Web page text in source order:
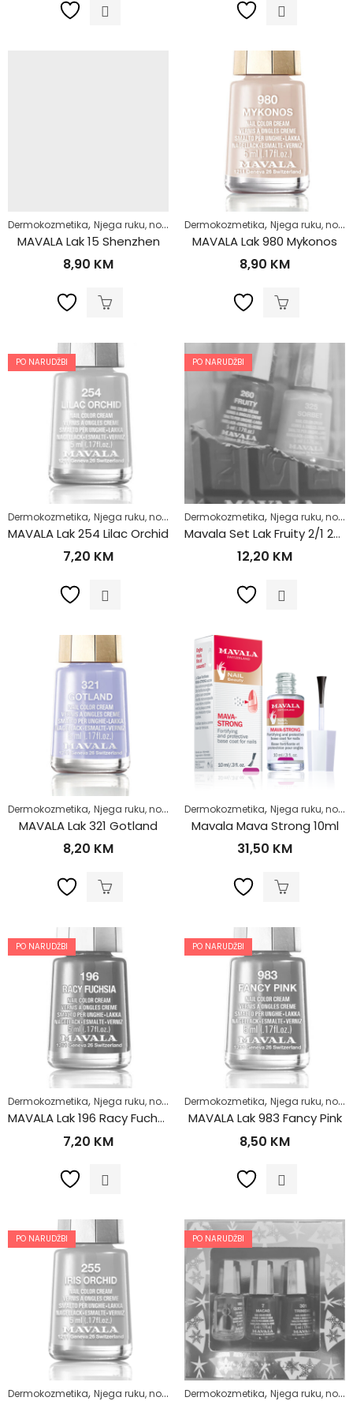
Dermokozmetika, Njega ruku, noktiju i stopala ,Njega tijela,Zdrav život
MAVALA Lak 15 Shenzhen
8,90 KM
Dermokozmetika, Njega ruku, noktiju i stopala
MAVALA Lak 980 Mykonos
8,90 KM
PO NARUDŽBI
Dermokozmetika, Njega ruku, noktiju i stopala ,Njega tijela,Zdrav život
MAVALA Lak 254 Lilac Orchid
7,20 KM
PO NARUDŽBI
Dermokozmetika, Njega ruku, noktiju i stopala
Mavala Set Lak Fruity 2/1 260 – 325
12,20 KM
Dermokozmetika, Njega ruku, noktiju i stopala ,Njega tijela,Zdrav život
MAVALA Lak 321 Gotland
8,20 KM
Dermokozmetika, Njega ruku, noktiju i stopala
Mavala Mava Strong 10ml
31,50 KM
PO NARUDŽBI
Dermokozmetika, Njega ruku, noktiju i stopala ,Njega tijela,Zdrav život
MAVALA Lak 196 Racy Fuchsia
7,20 KM
PO NARUDŽBI
Dermokozmetika, Njega ruku, noktiju i stopala
MAVALA Lak 983 Fancy Pink
8,50 KM
PO NARUDŽBI
Dermokozmetika, Njega ruku, noktiju i stopala ,Njega tijela,Zdrav život
PO NARUDŽBI
Dermokozmetika, Njega ruku, noktiju i stopala